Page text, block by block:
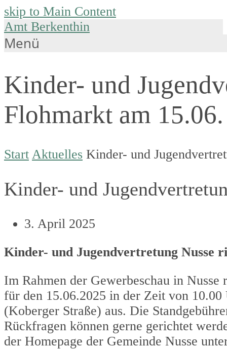
skip to Main Content
Amt Berkenthin
Menü
Kinder- und
Flohmarkt am 15.06.
Start Aktuelles Kinder- und
Kinder- und
3. April 2025
Kinder- und Jugendvertretung Nusse
Im Rahmen der Gewerbeschau in
für den 15.06.2025 in der Zeit von
(Koberger Straße) aus. Die
Rückfragen können gerne gerichtet
der Homepage der Gemeinde Nusse